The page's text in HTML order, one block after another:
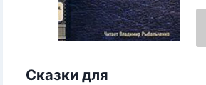
Сказки для